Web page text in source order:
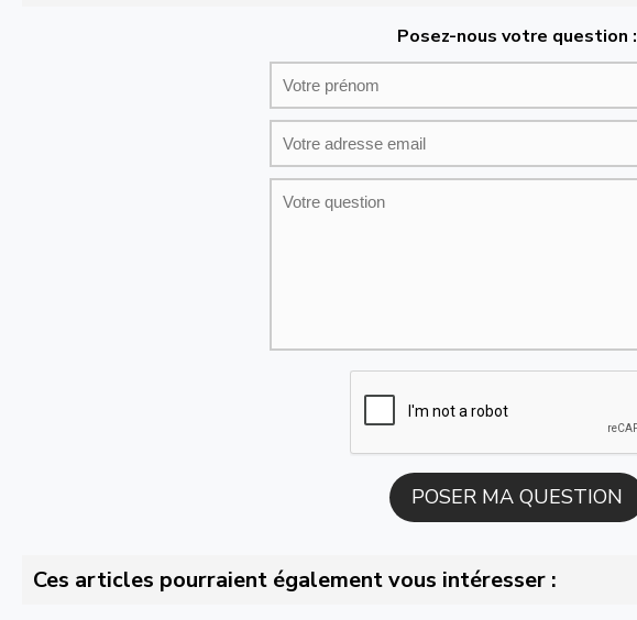
Posez-nous votre question :
Ces articles pourraient également vous intéresser :